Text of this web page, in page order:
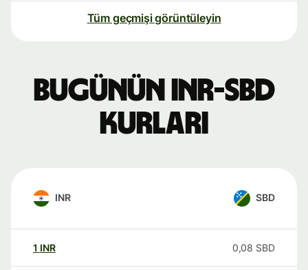
Tüm geçmişi görüntüleyin
Bugünün INR-SBD
kurları
INR SBD
1 INR 0,08 SBD